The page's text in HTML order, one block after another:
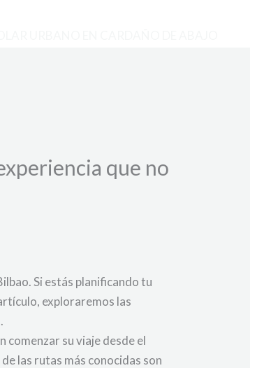
que no
Si estás planificando tu
exploraremos las
comenzar su viaje desde el
las rutas más conocidas son